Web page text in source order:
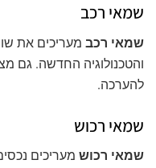
שמאי רכב
שמאי רכב מעריכים את
והטכנולוגיה החדשה. גם
להערכה.
שמאי רכוש
שמאי רכוש מעריכים